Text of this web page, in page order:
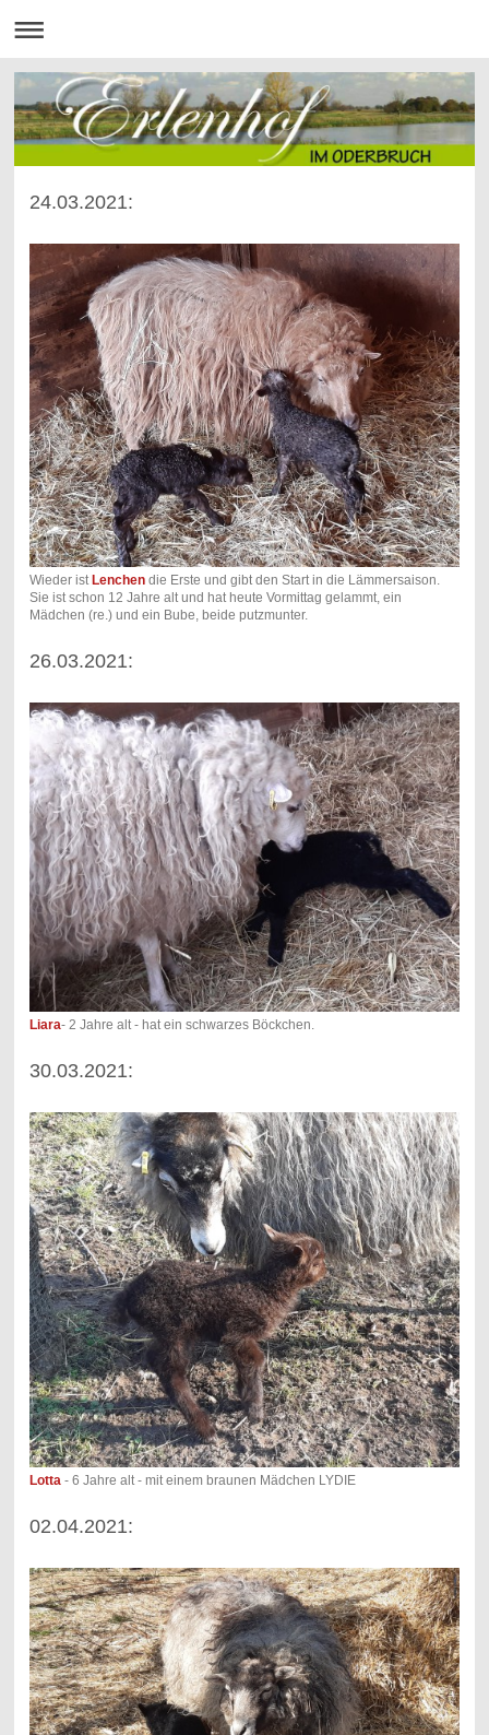
24.03.2021:
Wieder ist Lenchendie Erste und gibt den Start in die Lämmersaison.
Sie ist schon 12 Jahre alt und hat heute Vormittag gelammt, ein
Mädchen (re.) und ein Bube, beide putzmunter.
26.03.2021:
Liara- 2 Jahre alt - hat ein schwarzes Böckchen.
30.03.2021:
Lotta- 6 Jahre alt - mit einem braunen Mädchen LYDIE
02.04.2021: